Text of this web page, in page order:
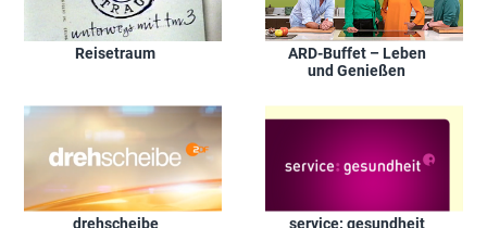
Reisetraum
ARD-Buffet – Leben
und Genießen
drehscheibe service: gesundheit